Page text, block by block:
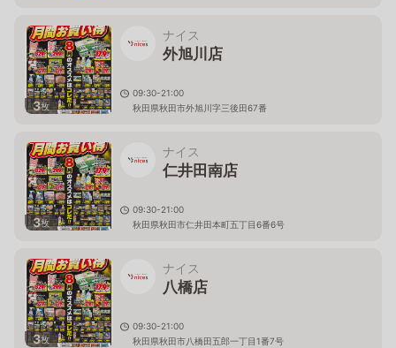
3枚
ナイス
外旭川店
09:30-21:00
秋田県秋田市外旭川字三後田67番
3枚
ナイス
仁井田南店
09:30-21:00
秋田県秋田市仁井田本町五丁目6番6号
3枚
ナイス
八橋店
09:30-21:00
秋田県秋田市八橋田五郎一丁目1番7号